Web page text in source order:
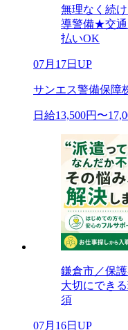
無理なく続
導警備★交通
払いOK
07月17日UP
サンエス警備保障
日給13,500円〜
鎌倉市／保
大切にでき
須
07月16日UP